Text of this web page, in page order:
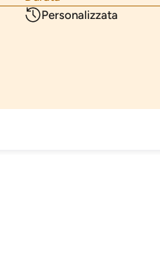
Personalizzata